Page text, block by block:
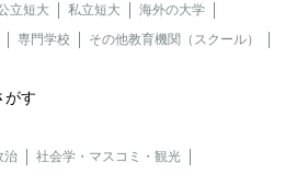
立短大 私立短大
海外の大学
専門学校
その他教育機関（スクール）
がす
治
社会学・マスコミ・観光